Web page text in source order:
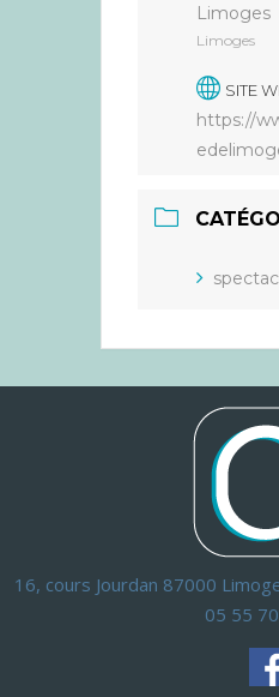
Limoges
Limoges
SITE
https://
16, cours Jourdan 87000
05 55